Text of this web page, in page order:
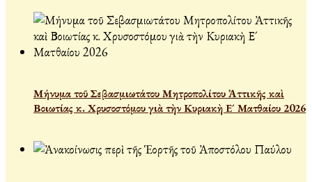
Μήνυμα τοῦ Σεβασμιωτάτου Μητροπολίτου Ἀττικῆς καὶ
Βοιωτίας κ. Χρυσοστόμου γιὰ τὴν Κυριακὴ Ε´ Ματθαίου 2026